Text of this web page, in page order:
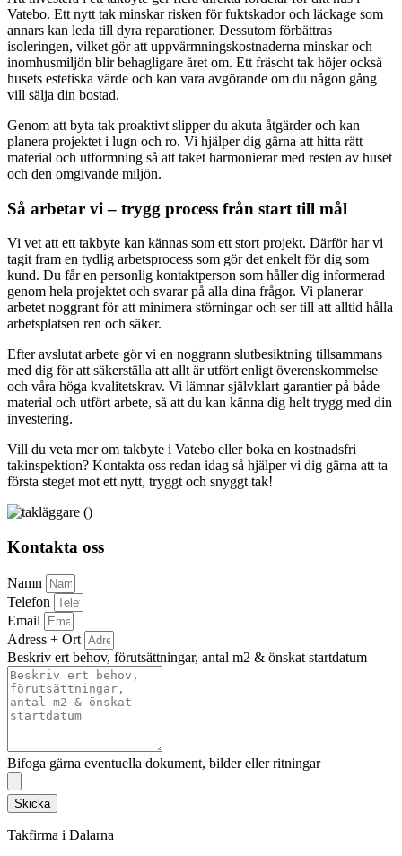
Vatebo. Ett nytt tak minskar risken för fuktskador och läckage som
annars kan leda till dyra reparationer. Dessutom förbättras
isoleringen, vilket gör att uppvärmningskostnaderna minskar och
inomhusmiljön blir behagligare året om. Ett fräscht tak höjer också
husets estetiska värde och kan vara avgörande om du någon gång
vill sälja din bostad.
Genom att byta tak proaktivt slipper du akuta åtgärder och kan
planera projektet i lugn och ro. Vi hjälper dig gärna att hitta rätt
material och utformning så att taket harmonierar med resten av huset
och den omgivande miljön.
Så arbetar vi – trygg process från start till mål
Vi vet att ett takbyte kan kännas som ett stort projekt. Därför har vi
tagit fram en tydlig arbetsprocess som gör det enkelt för dig som
kund. Du får en personlig kontaktperson som håller dig informerad
genom hela projektet och svarar på alla dina frågor. Vi planerar
arbetet noggrant för att minimera störningar och ser till att alltid hålla
arbetsplatsen ren och säker.
Efter avslutat arbete gör vi en noggrann slutbesiktning tillsammans
med dig för att säkerställa att allt är utfört enligt överenskommelse
och våra höga kvalitetskrav. Vi lämnar självklart garantier på både
material och utfört arbete, så att du kan känna dig helt trygg med din
investering.
Vill du veta mer om takbyte i Vatebo eller boka en kostnadsfri
takinspektion? Kontakta oss redan idag så hjälper vi dig gärna att ta
första steget mot ett nytt, tryggt och snyggt tak!
Kontakta oss
Namn
Telefon
Email
Adress + Ort
Beskriv ert behov, förutsättningar, antal m2 & önskat startdatum
Bifoga gärna eventuella dokument, bilder eller ritningar
Skicka
Takfirma i Dalarna